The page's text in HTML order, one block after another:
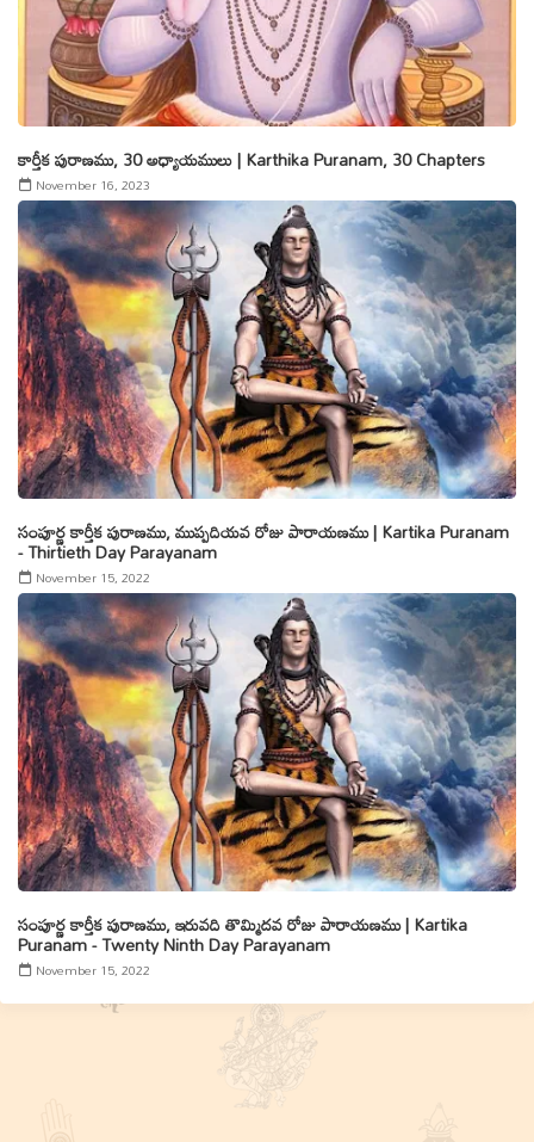
కార్తీక పురాణము, 30 అధ్యాయములు | Karthika Puranam, 30 Chapters
November 16, 2023
సంపూర్ణ కార్తీక పురాణము, ముప్పదియవ రోజు పారాయణము | Kartika Puranam
- Thirtieth Day Parayanam
November 15, 2022
సంపూర్ణ కార్తీక పురాణము, ఇరువది తొమ్మిదవ రోజు పారాయణము | Kartika
Puranam - Twenty Ninth Day Parayanam
November 15, 2022